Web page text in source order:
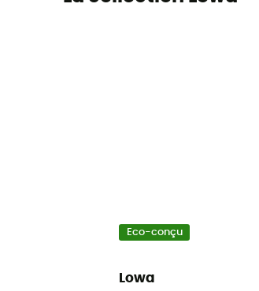
Eco-conçu
Lowa